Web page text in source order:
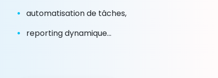
automatisation de tâches,
reporting dynamique...